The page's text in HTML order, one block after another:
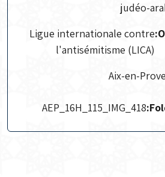
judéo-
Ligue internationale contre
l'antisémitisme (LICA)
Aix-en-
AEP_16H_115_IMG_418